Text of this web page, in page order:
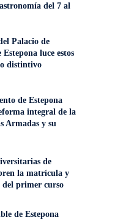
del 7 al
Palacio de
Estepona luce estos
distintivo
de Estepona
integral de la
Armadas y su
de
la matrícula y
del primer curso
de Estepona